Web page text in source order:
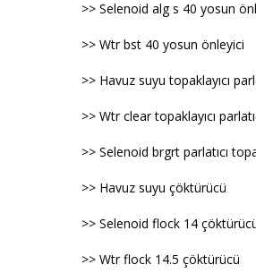
>> Selenoid alg s 40 yosun
>> Wtr bst 40 yosun önleyici
>> Havuz suyu topaklayıcı
>> Wtr clear topaklayıcı
>> Selenoid brgrt parlatıcı
>> Havuz suyu çöktürücü
>> Selenoid flock 14
>> Wtr flock 14.5 çöktürücü